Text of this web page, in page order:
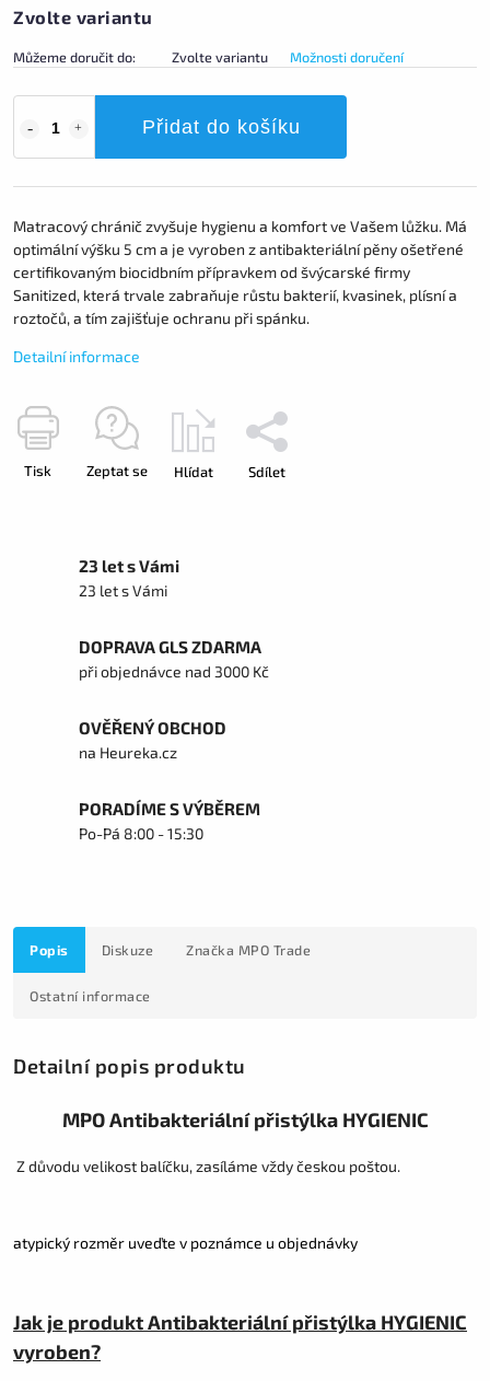
Zvolte variantu
Můžeme doručit do: Zvolte variantu Možnosti doručení
Přidat do košíku
Matracový chránič zvyšuje hygienu a komfort ve Vašem lůžku. Má
optimální výšku 5 cm a je vyroben z antibakteriální pěny ošetřené
certifikovaným biocidbním přípravkem od švýcarské firmy
Sanitized, která trvale zabraňuje růstu bakterií, kvasinek, plísní a
roztočů, a tím zajišťuje ochranu při spánku.
Detailní informace
Tisk Zeptat se Hlídat Sdílet
23 let s Vámi
23 let s Vámi
DOPRAVA GLS ZDARMA
při objednávce nad 3000 Kč
OVĚŘENÝ OBCHOD
na Heureka.cz
PORADÍME S VÝBĚREM
Po-Pá 8:00 - 15:30
Popis Diskuze Značka MPO Trade
Ostatní informace
Detailní popis produktu
MPO Antibakteriální přistýlka HYGIENIC
Z důvodu velikost balíčku, zasíláme vždy českou poštou.
atypický rozměr uveďte v poznámce u objednávky
Jak je produkt Antibakteriální přistýlka HYGIENIC
vyroben?